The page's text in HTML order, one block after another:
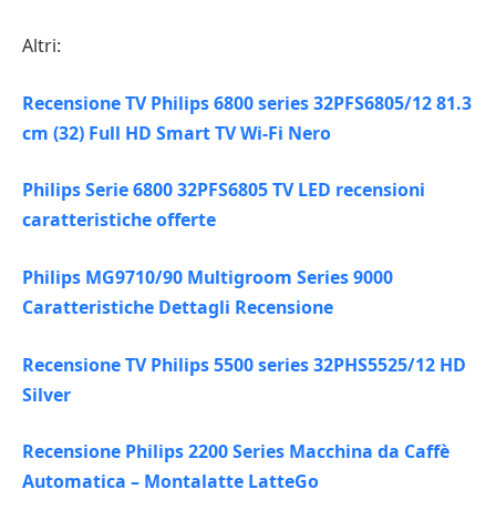
Altri:
Recensione TV Philips 6800 series 32PFS6805/12 81.3
cm (32) Full HD Smart TV Wi-Fi Nero
Philips Serie 6800 32PFS6805 TV LED recensioni
caratteristiche offerte
Philips MG9710/90 Multigroom Series 9000
Caratteristiche Dettagli Recensione
Recensione TV Philips 5500 series 32PHS5525/12 HD
Silver
Recensione Philips 2200 Series Macchina da Caffè
Automatica – Montalatte LatteGo